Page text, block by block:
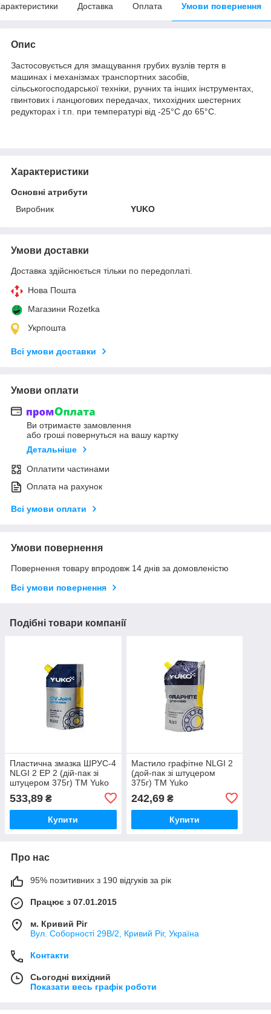
Доставка Оплата Умови повернення
Опис
Застосовується для змащування грубих вузлів тертя в
машинах і механізмах транспортних засобів,
сільськогосподарської техніки, ручних та інших інструментах,
гвинтових і ланцюгових передачах, тихохідних шестерних
редукторах і т.п. при температурі від -25°С до 65°С.
Характеристики
Основні атрибути
Виробник
YUKO
Умови доставки
Доставка здійснюється тільки по передоплаті.
Нова Пошта
Магазини Rozetka
Укрпошта
Всі умови доставки
Умови оплати
Ви отримаєте замовлення
або гроші повернуться на вашу картку
Детальніше
Оплатити частинами
Оплата на рахунок
Всі умови оплати
Умови повернення
Повернення товару впродовж 14 днів за домовленістю
Всі умови повернення
Подібні товари компанії
Пластична змазка ШРУС-4
NLGI 2 EP 2 (дiй-пак зi
штуцером 375г) ТМ Yuko
533,89 ₴
Купити
Мастило графітне NLGI 2
(дой-пак зi штуцером
375г) ТМ Yuko
242,69₴
Купити
Про нас
95% позитивних з 190 відгуків за рік
Працює з 07.01.2015
м. Кривий Ріг
Вул. Соборності 29В/2, Кривий Ріг, Україна
Контакти
Сьогодні вихідний
Показати весь графік роботи